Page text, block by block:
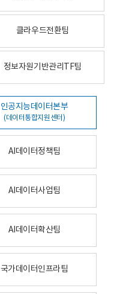
클라우드전환팀
정보자원기반관리TF팀
인공지능데이터본부
(데이터통합지원센터)
AI데이터정책팀
AI데이터사업팀
AI데이터확산팀
국가데이터인프라팀